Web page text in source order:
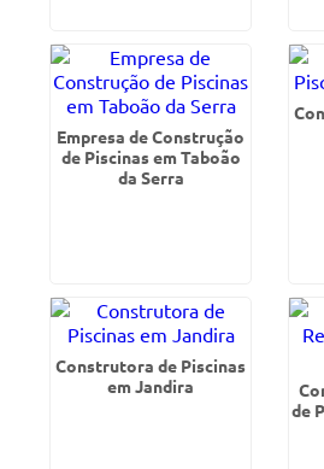
Empresa de Construção
de Piscinas em Taboão
da Serra
Construtora de Piscinas
em Jandira
de